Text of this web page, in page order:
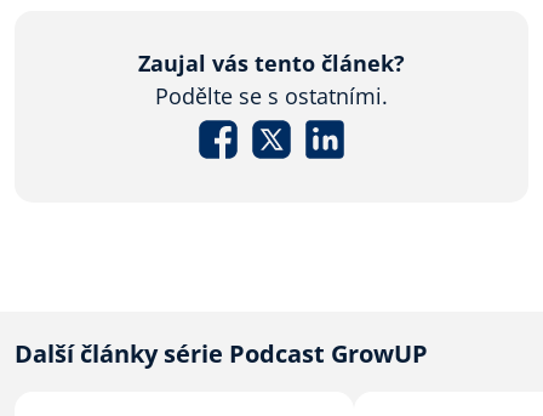
Zaujal vás tento článek?
Podělte se s ostatními.
Další články série Podcast GrowUP